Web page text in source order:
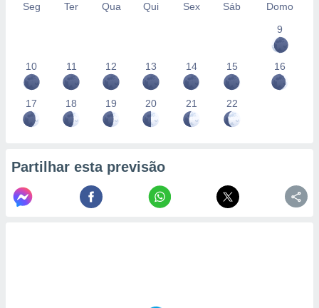
Seg Ter Qua Qui Sex Sáb
Domo
9
10 11 12 13 14 15 16
17 18 19 20 21 22
Partilhar esta previsão